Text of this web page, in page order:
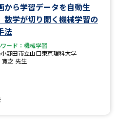
から学習データを自動生
学が切り開く機械学習の
法
ード：機械学習
野田市立山口東京理科大学
寛之 先生